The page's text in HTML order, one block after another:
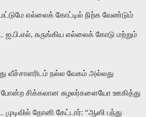
எல்லைக் கோட்டில் நிற்க வேண்டும்
ஐ.பி.எல், சுருங்கிய எல்லைக் கோடு மற்றும்
வீச்சாளரிடம் நல்ல வேகம் அல்லது
சிக்கலான சுழலர்களையோ ஊகித்து
தோனி கேட்டார்: “ஆஸி பந்து